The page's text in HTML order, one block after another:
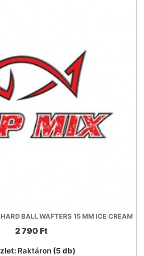
BALL WAFTERS 15 MM ICE CREAM
2 790 Ft
Raktáron (5 db)